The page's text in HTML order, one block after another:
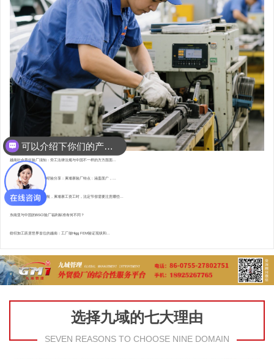
越南社会责任验厂须知：劳工法律法规与中国不一样的方方面面...
东南亚资深验厂顾问的经验分享：柬埔寨验厂特点 : 涵盖面广，...
直赴柬埔寨，为验厂护航，柬埔寨工资工时，法定节假需要注意哪些...
东南亚与中国的BSCI验厂福利标准有何不同？
纺织加工跃居世界首位的越南：工厂做Higg FEM验证现状和...
选择九域的七大理由
SEVEN REASONS TO CHOOSE NINE DOMAIN
你们是怎么收费的呢？